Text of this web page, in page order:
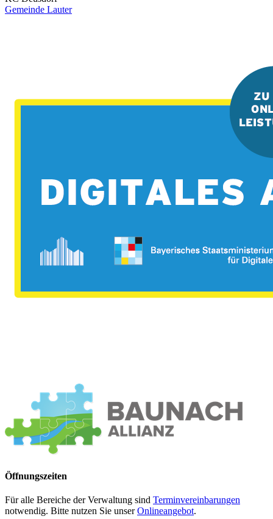
Gemeinde Lauter
Öffnungszeiten
Für alle Bereiche der Verwaltung sind Terminvereinbarungen
notwendig. Bitte nutzen Sie unserOnlineangebot.